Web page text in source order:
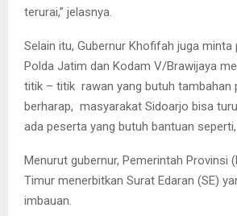
terurai,” jelasnya.
Selain itu, Gubernur Khofifah juga minta
Polda Jatim dan Kodam V/Brawijaya
titik – titik rawan yang butuh tambahan
berharap, masyarakat Sidoarjo bisa
ada peserta yang butuh bantuan
Menurut gubernur, Pemerintah Provinsi
Timur menerbitkan Surat Edaran (SE)
imbauan.